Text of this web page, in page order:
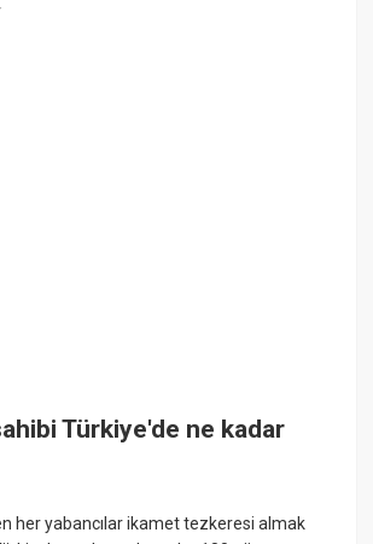
Türkiye'de ne kadar
her yabancılar ikamet tezkeresi almak